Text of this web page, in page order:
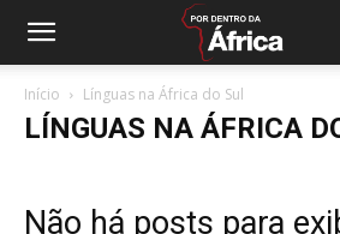
Início Línguas na África do Sul
LÍNGUAS NA ÁFRICA
Não há posts para